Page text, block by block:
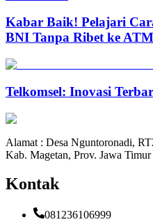
Kabar Baik! Pelajari
BNI Tanpa Ribet ke ATM
Telkomsel: Inovasi
Alamat : Desa Nguntoronadi,
Kab. Magetan, Prov. Jawa Timur
Kontak
081236106999